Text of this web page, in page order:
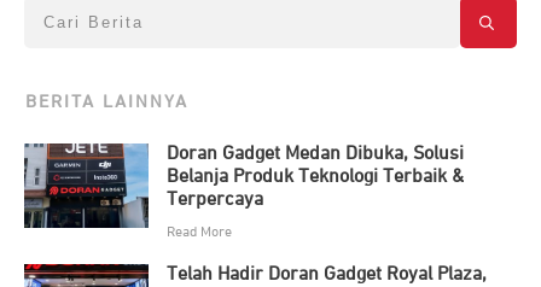
BERITA LAINNYA
Doran Gadget Medan Dibuka, Solusi
Belanja Produk Teknologi Terbaik &
Terpercaya
Read More
Telah Hadir Doran Gadget Royal Plaza,